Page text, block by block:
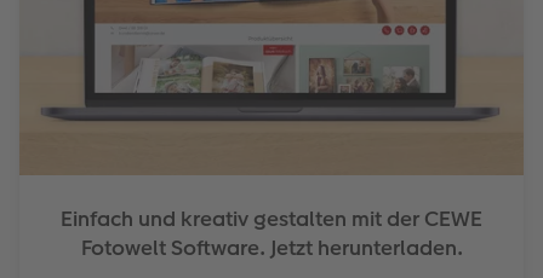
Einfach und kreativ gestalten mit der CEWE
Fotowelt Software. Jetzt herunterladen.